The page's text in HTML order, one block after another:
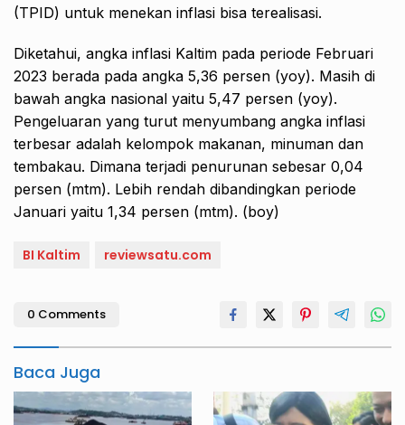
(TPID) untuk menekan inflasi bisa terealisasi.
Diketahui, angka inflasi Kaltim pada periode Februari
2023 berada pada angka 5,36 persen (yoy). Masih di
bawah angka nasional yaitu 5,47 persen (yoy).
Pengeluaran yang turut menyumbang angka inflasi
terbesar adalah kelompok makanan, minuman dan
tembakau. Dimana terjadi penurunan sebesar 0,04
persen (mtm). Lebih rendah dibandingkan periode
Januari yaitu 1,34 persen (mtm). (boy)
BI Kaltim reviewsatu.com
0 Comments
Baca Juga